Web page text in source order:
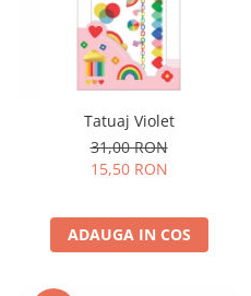
Tatuaj Violet
31,00 RON
15,50 RON
ADAUGA IN COS